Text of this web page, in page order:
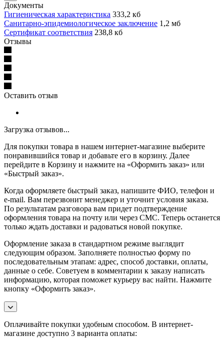
Документы
Гигиеническая характеристика 333,2 кб
Санитарно-эпидемиологическое заключение 1,2 мб
Сертификат соответствия 238,8 кб
Отзывы
Оставить отзыв
Загрузка отзывов...
Для покупки товара в нашем интернет-магазине выберите
понравившийся товар и добавьте его в корзину. Далее
перейдите в Корзину и нажмите на «Оформить заказ» или
«Быстрый заказ».
Когда оформляете быстрый заказ, напишите ФИО, телефон и
e-mail. Вам перезвонит менеджер и уточнит условия заказа.
По результатам разговора вам придет подтверждение
оформления товара на почту или через СМС. Теперь останется
только ждать доставки и радоваться новой покупке.
Оформление заказа в стандартном режиме выглядит
следующим образом. Заполняете полностью форму по
последовательным этапам: адрес, способ доставки, оплаты,
данные о себе. Советуем в комментарии к заказу написать
информацию, которая поможет курьеру вас найти. Нажмите
кнопку «Оформить заказ».
Оплачивайте покупки удобным способом. В интернет-
магазине доступно 3 варианта оплаты: